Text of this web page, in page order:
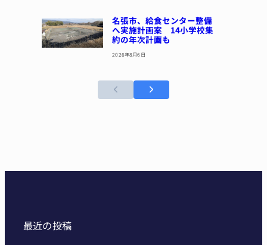
名張市、給食センター整備
へ実施計画案 14小学校集
約の年次計画も
2026年8月6日
最近の投稿